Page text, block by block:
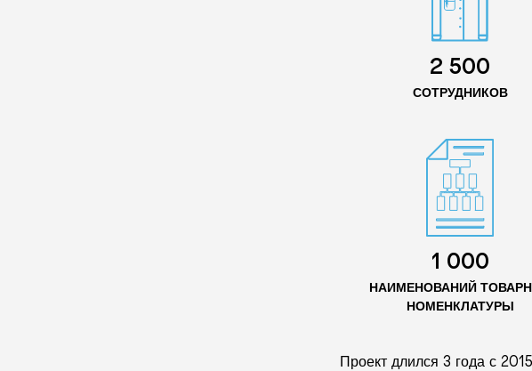
2 500
СОТРУДНИКОВ
1 000
НАИМЕНОВАНИЙ
НОМЕНКЛАТУРЫ
Проект длился 3 года с